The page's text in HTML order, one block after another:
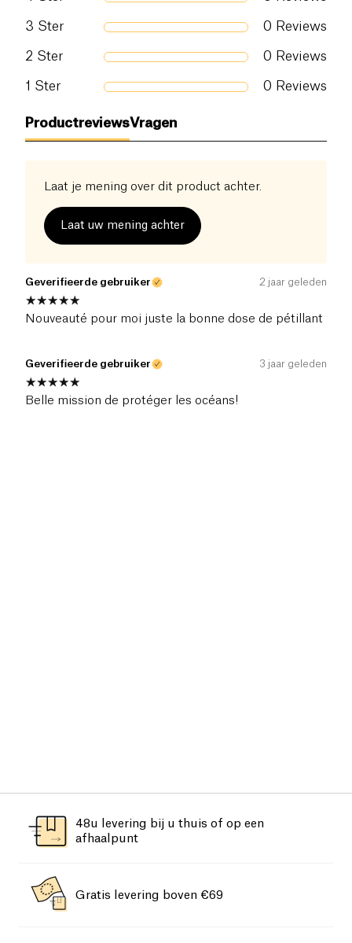
3 Ster 0 Reviews
2 Ster 0 Reviews
1 Ster 0 Reviews
ProductreviewsVragen
Laat je mening over dit product achter.
Laat uw mening achter
Geverifieerde gebruiker 2 jaar geleden
Nouveauté pour moi juste la bonne dose de pétillant
Geverifieerde gebruiker 3 jaar geleden
Belle mission de protéger les océans!
48u levering bij u thuis of op een
afhaalpunt
Gratis levering boven €69